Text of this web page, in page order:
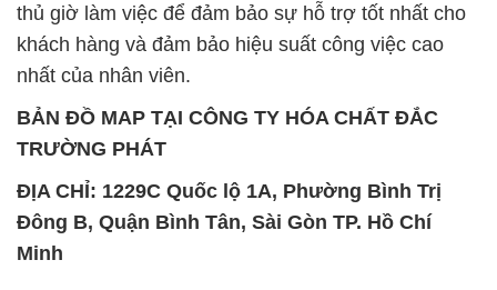
thủ giờ làm việc để đảm bảo sự hỗ trợ tốt nhất cho
khách hàng và đảm bảo hiệu suất công việc cao
nhất của nhân viên.
BẢN ĐỒ MAP TẠI CÔNG TY HÓA CHẤT ĐẮC
TRƯỜNG PHÁT
ĐỊA CHỈ: 1229C Quốc lộ 1A, Phường Bình Trị
Đông B, Quận Bình Tân, Sài Gòn TP. Hồ Chí
Minh